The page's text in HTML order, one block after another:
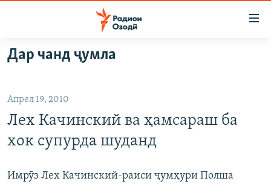
Ҷаҳиш
ба
аслӣ
Ҷаҳиш
ба
феҳристи
Ҷаҳиш
ГӮШАҲО
ҚАЗИЯИ "КРОКУС"
ОСИЁИ МАРКАЗӢ
РӮЗГОРИ МУҲОҶИР
ТАҲҚИҚОТ
ҶАНГ ДАР УКРАИНА
Дар чанд ҷумла
Апрел 19, 2010
Лех Качинский ва ҳамсараш ба
хок супурда шуданд
Имрӯз Лех Качинский-раиси ҷумҳури Полша